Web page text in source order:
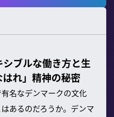
ブルな働き方と生
れ」精神の秘密
名なデンマークの文化
あるのだろうか。デンマ